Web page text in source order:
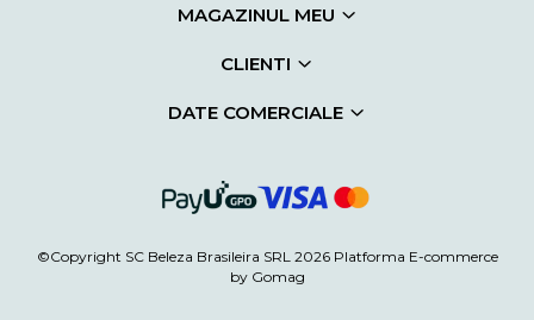
MAGAZINUL MEU
CLIENTI
DATE COMERCIALE
©Copyright SC Beleza Brasileira SRL 2026 Platforma E-commerce
by Gomag